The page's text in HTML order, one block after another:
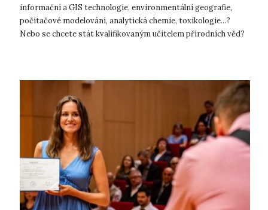
informační a GIS technologie, environmentální geografie,
počítačové modelování, analytická chemie, toxikologie...?
Nebo se chcete stát kvalifikovaným učitelem přírodních věd?